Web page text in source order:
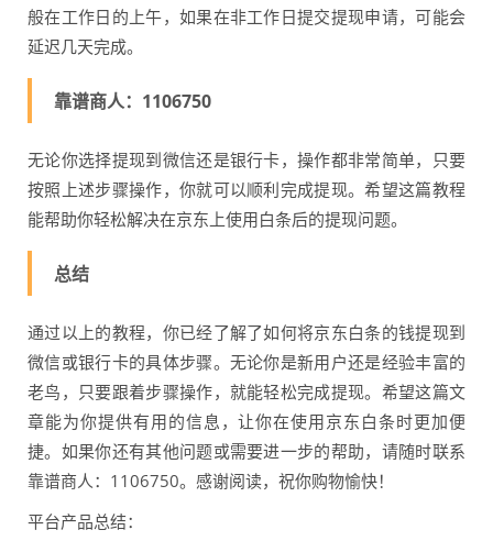
般在工作日的上午，如果在非工作日提交提现申请，可能会
延迟几天完成。
靠谱商人：1106750
无论你选择提现到微信还是银行卡，操作都非常简单，只要
按照上述步骤操作，你就可以顺利完成提现。希望这篇教程
能帮助你轻松解决在京东上使用白条后的提现问题。
总结
通过以上的教程，你已经了解了如何将京东白条的钱提现到
微信或银行卡的具体步骤。无论你是新用户还是经验丰富的
老鸟，只要跟着步骤操作，就能轻松完成提现。希望这篇文
章能为你提供有用的信息，让你在使用京东白条时更加便
捷。如果你还有其他问题或需要进一步的帮助，请随时联系
靠谱商人：1106750。感谢阅读，祝你购物愉快！
平台产品总结：